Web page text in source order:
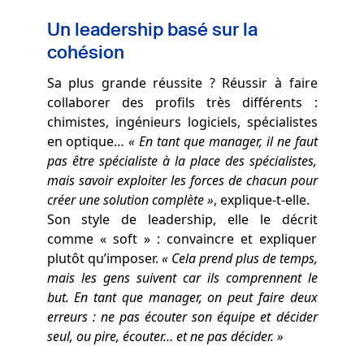
Un leadership basé sur la
cohésion
Sa plus grande réussite ? Réussir à faire
collaborer des profils très différents :
chimistes, ingénieurs logiciels, spécialistes
en optique…« En tant que manager, il ne faut
pas être spécialiste à la place des spécialistes,
mais savoir exploiter les forces de chacun pour
créer une solution complète », explique-t-elle.
Son style de leadership, elle le décrit
comme « soft » : convaincre et expliquer
plutôt qu’imposer. « Cela prend plus de temps,
mais les gens suivent car ils comprennent le
but. En tant que manager, on peut faire deux
erreurs : ne pas écouter son équipe et décider
seul, ou pire, écouter… et ne pas décider. »